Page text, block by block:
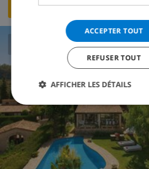
VOIR CETTE VILLA›
CLUB VILLAMAR CLASSEMENT
ACCEPTER TOUT
REFUSER TOUT
AFFICHER LES DÉTAILS